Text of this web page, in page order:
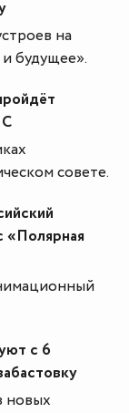
на
будущее».
совете.
«Полярная
с 6
новых